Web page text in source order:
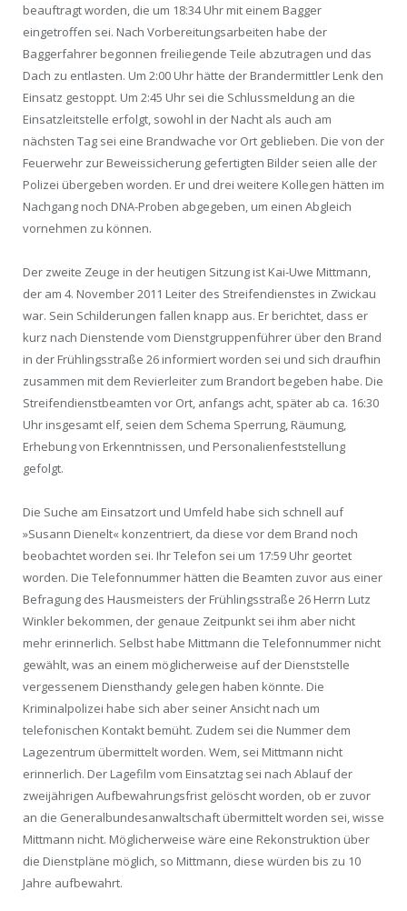
beauftragt worden, die um 18:34 Uhr mit einem Bagger
eingetroffen sei. Nach Vorbereitungsarbeiten habe der
Baggerfahrer begonnen freiliegende Teile abzutragen und das
Dach zu entlasten. Um 2:00 Uhr hätte der Brandermittler Lenk den
Einsatz gestoppt. Um 2:45 Uhr sei die Schlussmeldung an die
Einsatzleitstelle erfolgt, sowohl in der Nacht als auch am
nächsten Tag sei eine Brandwache vor Ort geblieben. Die von der
Feuerwehr zur Beweissicherung gefertigten Bilder seien alle der
Polizei übergeben worden. Er und drei weitere Kollegen hätten im
Nachgang noch DNA-Proben abgegeben, um einen Abgleich
vornehmen zu können.
Der zweite Zeuge in der heutigen Sitzung ist Kai-Uwe Mittmann,
der am 4. November 2011 Leiter des Streifendienstes in Zwickau
war. Sein Schilderungen fallen knapp aus. Er berichtet, dass er
kurz nach Dienstende vom Dienstgruppenführer über den Brand
in der Frühlingsstraße 26 informiert worden sei und sich draufhin
zusammen mit dem Revierleiter zum Brandort begeben habe. Die
Streifendienstbeamten vor Ort, anfangs acht, später ab ca. 16:30
Uhr insgesamt elf, seien dem Schema Sperrung, Räumung,
Erhebung von Erkenntnissen, und Personalienfeststellung
gefolgt.
Die Suche am Einsatzort und Umfeld habe sich schnell auf
»Susann Dienelt« konzentriert, da diese vor dem Brand noch
beobachtet worden sei. Ihr Telefon sei um 17:59 Uhr geortet
worden. Die Telefonnummer hätten die Beamten zuvor aus einer
Befragung des Hausmeisters der Frühlingsstraße 26 Herrn Lutz
Winkler bekommen, der genaue Zeitpunkt sei ihm aber nicht
mehr erinnerlich. Selbst habe Mittmann die Telefonnummer nicht
gewählt, was an einem möglicherweise auf der Dienststelle
vergessenem Diensthandy gelegen haben könnte. Die
Kriminalpolizei habe sich aber seiner Ansicht nach um
telefonischen Kontakt bemüht. Zudem sei die Nummer dem
Lagezentrum übermittelt worden. Wem, sei Mittmann nicht
erinnerlich. Der Lagefilm vom Einsatztag sei nach Ablauf der
zweijährigen Aufbewahrungsfrist gelöscht worden, ob er zuvor
an die Generalbundesanwaltschaft übermittelt worden sei, wisse
Mittmann nicht. Möglicherweise wäre eine Rekonstruktion über
die Dienstpläne möglich, so Mittmann, diese würden bis zu 10
Jahre aufbewahrt.